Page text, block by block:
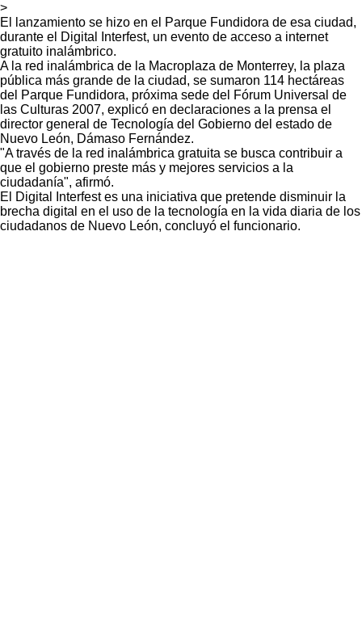
>
El lanzamiento se hizo en el Parque Fundidora de esa ciudad,
durante el Digital Interfest, un evento de acceso a internet
gratuito inalámbrico.
A la red inalámbrica de la Macroplaza de Monterrey, la plaza
pública más grande de la ciudad, se sumaron 114 hectáreas
del Parque Fundidora, próxima sede del Fórum Universal de
las Culturas 2007, explicó en declaraciones a la prensa el
director general de Tecnología del Gobierno del estado de
Nuevo León, Dámaso Fernández.
"A través de la red inalámbrica gratuita se busca contribuir a
que el gobierno preste más y mejores servicios a la
ciudadanía", afirmó.
El Digital Interfest es una iniciativa que pretende disminuir la
brecha digital en el uso de la tecnología en la vida diaria de los
ciudadanos de Nuevo León, concluyó el funcionario.